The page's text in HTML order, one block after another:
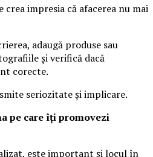
impresia că afacerea nu mai
adaugă produse sau
și verifică dacă
corecte.
seriozitate și implicare.
pe care îți promovezi
este important și locul în